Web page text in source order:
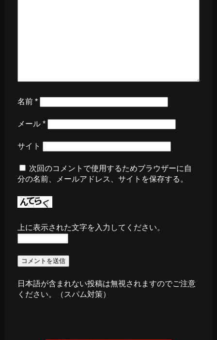
名前 *
メール *
サイト
次回のコメントで使用するためブラウザーに自
分の名前、メールアドレス、サイトを保存する。
上に表示された文字を入力してください。
日本語が含まれない投稿は無視されますのでご注意
ください。（スパム対策）